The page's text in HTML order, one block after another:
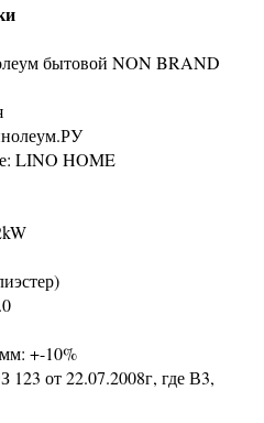
бытовой NON BRAND
LINO HOME
+-10%
от 22.07.2008г, где В3,